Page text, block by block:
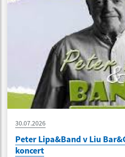
30.07.2026
Peter Lipa&Band v Liu
koncert